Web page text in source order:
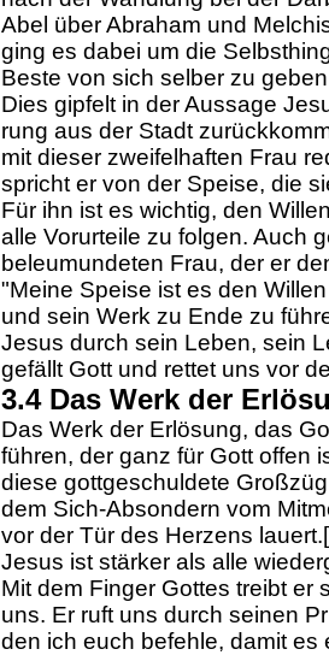
Abel über Ab­raham und
ging es dabei um die
Beste von sich selber zu
Dies gipfelt in der Aussage
rung aus der Stadt
mit dieser zweifelhaften Frau
spricht er von der Speise, die
Für ihn ist es wichtig, den
alle Vorurteile zu folgen. Auch
beleumundeten Frau, der er
"Meine Speise ist es den
und sein Werk zu Ende zu
Jesus durch sein Leben, sein
gefällt Gott und rettet uns vor
3.4 Das Werk der
Das Werk der Erlösung, das
führen, der ganz für Gott offen
diese gottgeschuldete
dem Sich-Absondern vom
vor der Tür des Herzens
Jesus ist stärker als alle
Mit dem Finger Gottes treibt er
uns. Er ruft uns durch seinen
den ich euch befehle, damit es